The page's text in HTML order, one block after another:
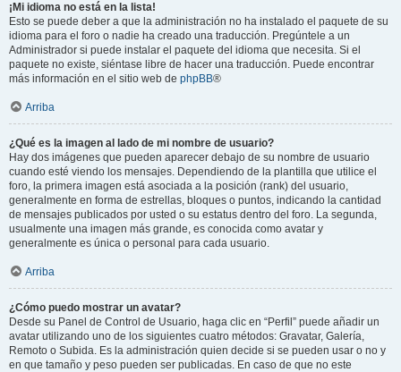
¡Mi idioma no está en la lista!
Esto se puede deber a que la administración no ha instalado el paquete de su
idioma para el foro o nadie ha creado una traducción. Pregúntele a un
Administrador si puede instalar el paquete del idioma que necesita. Si el
paquete no existe, siéntase libre de hacer una traducción. Puede encontrar
más información en el sitio web de phpBB®
Arriba
¿Qué es la imagen al lado de mi nombre de usuario?
Hay dos imágenes que pueden aparecer debajo de su nombre de usuario
cuando esté viendo los mensajes. Dependiendo de la plantilla que utilice el
foro, la primera imagen está asociada a la posición (rank) del usuario,
generalmente en forma de estrellas, bloques o puntos, indicando la cantidad
de mensajes publicados por usted o su estatus dentro del foro. La segunda,
usualmente una imagen más grande, es conocida como avatar y
generalmente es única o personal para cada usuario.
Arriba
¿Cómo puedo mostrar un avatar?
Desde su Panel de Control de Usuario, haga clic en “Perfil” puede añadir un
avatar utilizando uno de los siguientes cuatro métodos: Gravatar, Galería,
Remoto o Subida. Es la administración quien decide si se pueden usar o no y
en que tamaño y peso pueden ser publicadas. En caso de que no este